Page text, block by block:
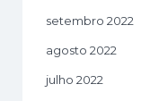
setembro 2022
agosto 2022
julho 2022